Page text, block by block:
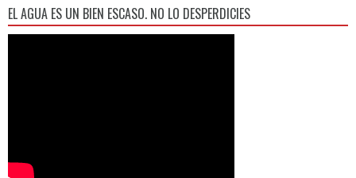
EL AGUA ES UN BIEN ESCASO. NO LO DESPERDICIES